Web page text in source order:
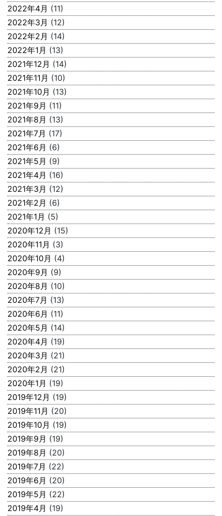
2022年4月 (11)
2022年3月 (12)
2022年2月 (14)
2022年1月 (13)
2021年12月 (14)
2021年11月 (10)
2021年10月 (13)
2021年9月 (11)
2021年8月 (13)
2021年7月 (17)
2021年6月 (6)
2021年5月 (9)
2021年4月 (16)
2021年3月 (12)
2021年2月 (6)
2021年1月 (5)
2020年12月 (15)
2020年11月 (3)
2020年10月 (4)
2020年9月 (9)
2020年8月 (10)
2020年7月 (13)
2020年6月 (11)
2020年5月 (14)
2020年4月 (19)
2020年3月 (21)
2020年2月 (21)
2020年1月 (19)
2019年12月 (19)
2019年11月 (20)
2019年10月 (19)
2019年9月 (19)
2019年8月 (20)
2019年7月 (22)
2019年6月 (20)
2019年5月 (22)
2019年4月 (19)